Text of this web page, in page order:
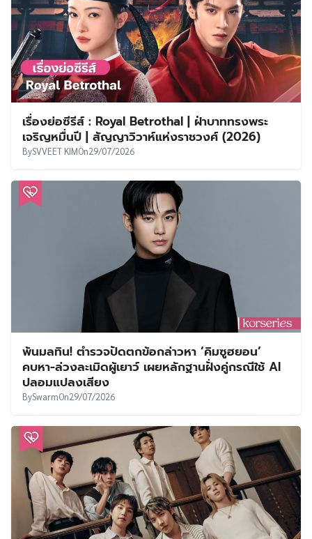
เรื่องย่อซีรีส์ : Royal Betrothal | ฝ่าบาททรงพระ
เจริญหมื่นปี | สัญญาวิวาห์แห่งราชวงศ์ (2026)
BySVVEET KIMOn29/07/2026
พ้นมลทิน! ตำรวจปัดตกข้อกล่าวหา ‘คิมซูฮยอน’
คบหา-ล่วงละเมิดผู้เยาว์ เผยหลักฐานฝั่งคู่กรณีใช้ AI
ปลอมแปลงเสียง
BySwarmOn29/07/2026